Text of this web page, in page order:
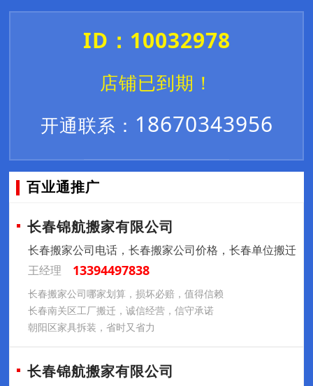
ID：10032978
店铺已到期！
开通联系： 18670343956
百业通推广
长春锦航搬家有限公司
长春搬家公司电话，长春搬家公司价格，长春单位搬迁
王经理
13394497838
长春搬家公司哪家划算，损坏必赔，值得信赖
长春南关区工厂搬迁，诚信经营，信守承诺
朝阳区家具拆装，省时又省力
长春锦航搬家有限公司